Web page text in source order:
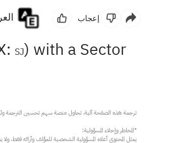
إعجاب
SJ) with a Sector